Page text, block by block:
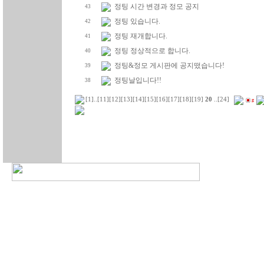
43 정팅 시간 변경과 정모 공지
42 정팅 있습니다.
41 정팅 재개합니다.
40 정팅 정상적으로 합니다.
39 정팅&정모 게시판에 공지떴습니다!
38 정팅날입니다!!
[1] [11] [12] [13] [14] [15] [16] [17] [18] [19] 20 [24]